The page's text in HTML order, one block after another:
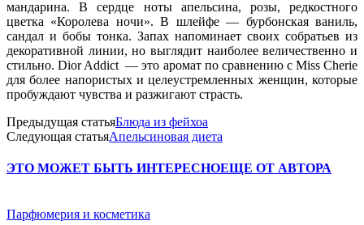
мандарина. В сердце ноты апельсина, розы, редкостного
цветка «Королева ночи». В шлейфе — бурбонская ваниль,
сандал и бобы тонка. Запах напоминает своих собратьев из
декоративной линии, но выглядит наиболее величественно и
стильно. Dior Addict — это аромат по сравнению с Miss Cherie
для более напористых и целеустремленных женщин, которые
пробуждают чувства и разжигают страсть.
Предыдущая статьяБлюда из фейхоа
Следующая статьяАпельсиновая диета
ЭТО МОЖЕТ БЫТЬ ИНТЕРЕСНОЕЩЕ ОТ АВТОРА
Парфюмерия и косметика